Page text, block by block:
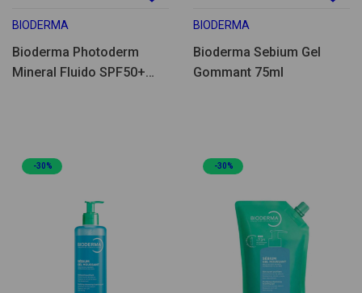
BIODERMA
Bioderma Photoderm
Mineral Fluido SPF50+
BIODERMA
Bioderma Sebium Gel
Gommant 75ml
-30% -30%